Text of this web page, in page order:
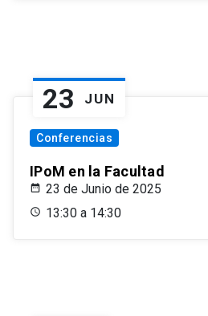
23 JUN
Conferencias
IPoM en la Facultad
23 de Junio de 2025
13:30 a 14:30